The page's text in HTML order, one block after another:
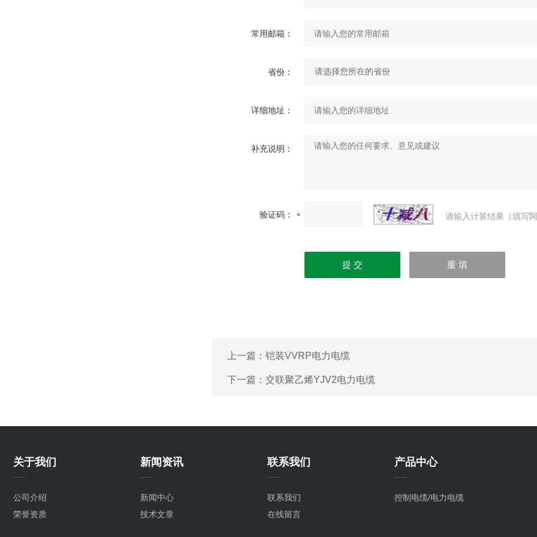
常用邮箱：
省份：
详细地址：
补充说明：
验证码： 请输入计算结果（填写
上一篇： 铠装VVRP电力电缆
下一篇： 交联聚乙烯YJV2电力电缆
关于我们
公司介绍
荣誉资质
新闻资讯
新闻中心
技术文章
联系我们
联系我们
在线留言
产品中心
控制电缆/电力电缆